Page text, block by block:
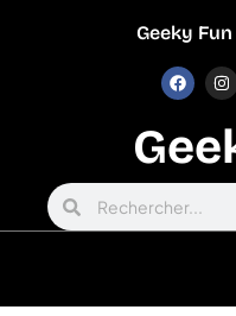
Geeky